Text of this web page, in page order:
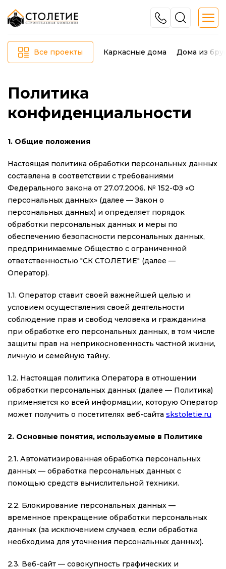
Все проекты Каркасные дома Дома из
Политика
конфиденциальности
1. Общие положения
Настоящая политика обработки персональных данных
составлена в соответствии с требованиями
Федерального закона от 27.07.2006. № 152-ФЗ «О
персональных данных» (далее — Закон о
персональных данных) и определяет порядок
обработки персональных данных и меры по
обеспечению безопасности персональных данных,
предпринимаемые Общество с ограниченной
ответственностью "СК СТОЛЕТИЕ" (далее —
Оператор).
1.1. Оператор ставит своей важнейшей целью и
условием осуществления своей деятельности
соблюдение прав и свобод человека и гражданина
при обработке его персональных данных, в том числе
защиты прав на неприкосновенность частной жизни,
личную и семейную тайну.
1.2. Настоящая политика Оператора в отношении
обработки персональных данных (далее — Политика)
применяется ко всей информации, которую Оператор
может получить о посетителях веб-сайта skstoletie.ru
2. Основные понятия, используемые в Политике
2.1. Автоматизированная обработка персональных
данных — обработка персональных данных с
помощью средств вычислительной техники.
2.2. Блокирование персональных данных —
временное прекращение обработки персональных
данных (за исключением случаев, если обработка
необходима для уточнения персональных данных).
2.3. Веб-сайт — совокупность графических и